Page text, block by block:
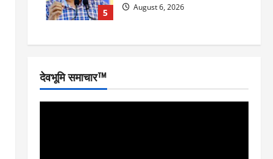
5 August 6, 2026
देवभूमि समाचार™